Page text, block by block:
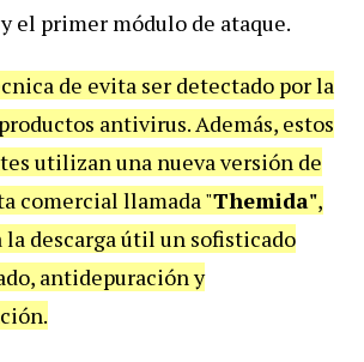
el primer módulo de ataque.
de evita ser detectado por la
antivirus. Además, estos
utilizan una nueva versión de
comercial llamada "Themida",
la descarga útil un sofisticado
antidepuración y